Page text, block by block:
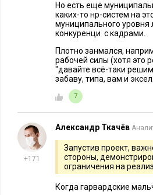
Но есть ещё
каких-то нр-систем на
муниципального уровня
конкуренци с кадрами.
Плотно занмался,
рабочей силы (хотя это
"давайте всё-таки
забаву, типа, вам и
7
+171
Александр Ткачёв
Запустив проект,
стороны,
ограничения на
Когда гарвардские